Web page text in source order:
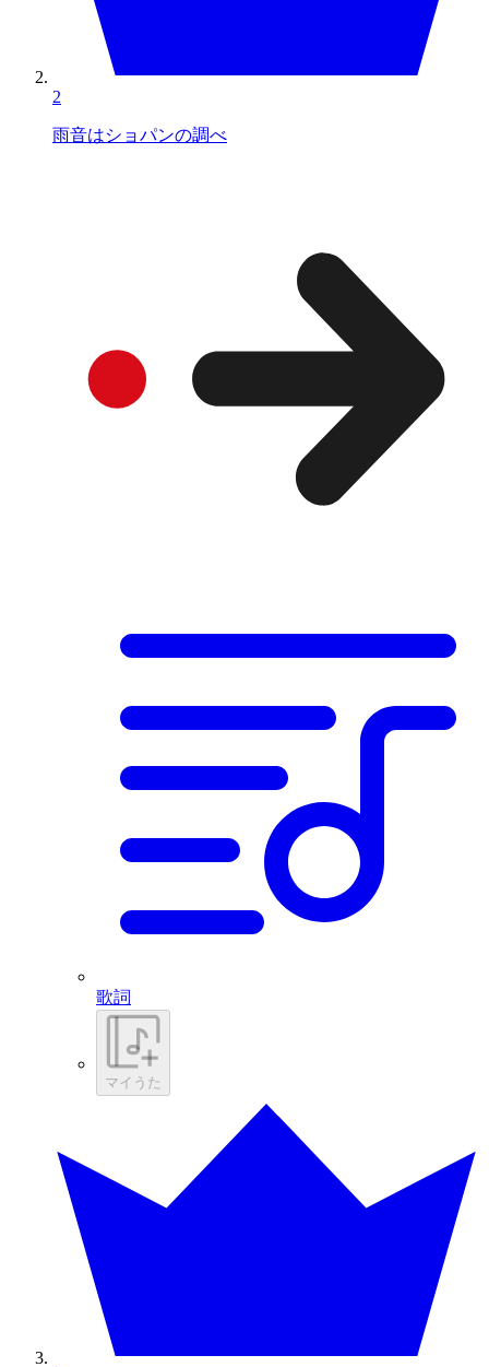
2
雨音はショパンの調べ
歌詞
マイうた